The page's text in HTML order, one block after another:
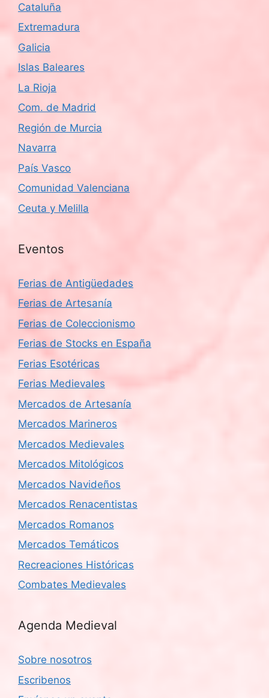
Cataluña
Extremadura
Galicia
Islas Baleares
La Rioja
Com. de Madrid
Región de Murcia
Navarra
País Vasco
Comunidad Valenciana
Ceuta y Melilla
Eventos
Ferias de Antigüedades
Ferias de Artesanía
Ferias de Coleccionismo
Ferias de Stocks en España
Ferias Esotéricas
Ferias Medievales
Mercados de Artesanía
Mercados Marineros
Mercados Medievales
Mercados Mitológicos
Mercados Navideños
Mercados Renacentistas
Mercados Romanos
Mercados Temáticos
Recreaciones Históricas
Combates Medievales
Agenda Medieval
Sobre nosotros
Escribenos